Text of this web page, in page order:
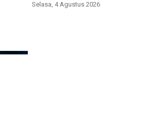
Selasa, 4 Agustus 2026